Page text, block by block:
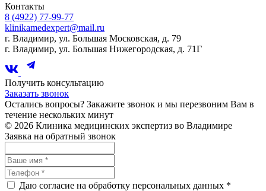
Контакты
8 (4922) 77-99-77
klinikamedexpert@mail.ru
г. Владимир, ул. Большая Московская, д. 79
г. Владимир, ул. Большая Нижегородская, д. 71Г
Получить консультацию
Заказать звонок
Остались вопросы? Закажите звонок и мы перезвоним Вам в
течение нескольких минут
© 2026 Клиника медицинских экспертиз во Владимире
Заявка на обратный звонок
Даю согласие на обработку персональных данных *